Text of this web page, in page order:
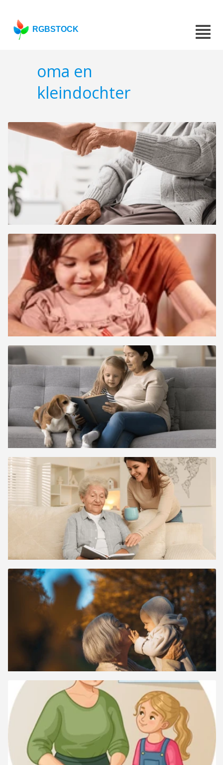
RGBSTOCK
oma en
kleindochter